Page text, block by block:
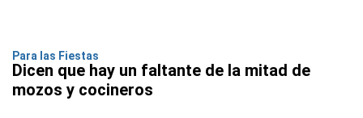
Para las Fiestas
Dicen que hay un faltante de la mitad de
mozos y cocineros